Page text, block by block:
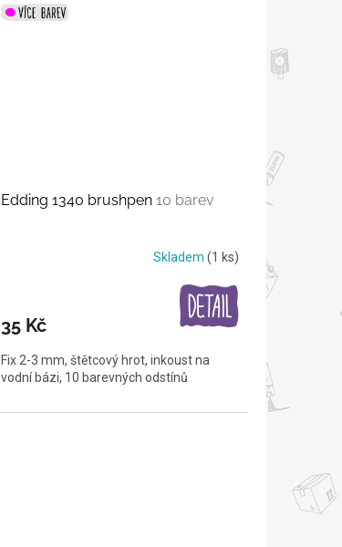
Edding 1340 brushpen 10 barev
Skladem (1 ks)
35 Kč
Fix 2-3 mm, štětcový hrot, inkoust na
vodní bázi, 10 barevných odstínů